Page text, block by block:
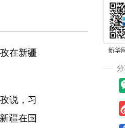
在新疆
说，习
疆在国